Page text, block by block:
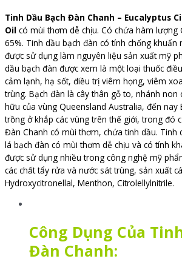
Tinh Dầu Bạch Đàn Chanh – Eucalyptus
Oil có mùi thơm dễ chịu. Có chứa hàm lượng
65%. Tinh dầu bạch đàn có tính chống
được sử dụng làm nguyên liệu sản xuất mỹ
dầu bạch đàn được xem là một loại thuốc
cảm lạnh, hạ sốt, điều trị viêm họng, viêm
trùng. Bạch đàn là cây thân gỗ to, nhánh non
hữu của vùng Queensland Australia, đến nay
trồng ở khắp các vùng trên thế giới, trong đó
Đàn Chanh có mùi thơm, chứa tinh dầu. Tinh
lá bạch đàn có mùi thơm dễ chịu và có tính
được sử dụng nhiều trong công nghệ mỹ
các chất tẩy rửa và nước sát trùng, sản xuất
Hydroxycitronellal, Menthon, Citrolellylnitrile.
Công Dụng Của
Đàn Chanh: